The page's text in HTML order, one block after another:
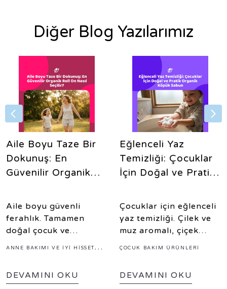
Diğer Blog Yazılarımız
Aile Boyu Taze Bir
Dokunuş: En
Güvenilir Organik
Seçilir?
Aile boyu güvenli
ferahlık. Tamamen
doğal çocuk ve
yetişkinlere özel en
içerik rehberi.
ANNE BAKIMI VE İYI HISSETME
DEVAMINI OKU
Eğlenceli Yaz
Temizliği: Çocuklar
İçin Doğal ve Pratik
Sabun
Çocuklar için eğlenceli
yaz temizliği. Çilek ve
muz aromalı, çiçek
şekilli organik köpük
oyuna dönüştürün.
ÇOCUK BAKIM ÜRÜNLERI
DEVAMINI OKU